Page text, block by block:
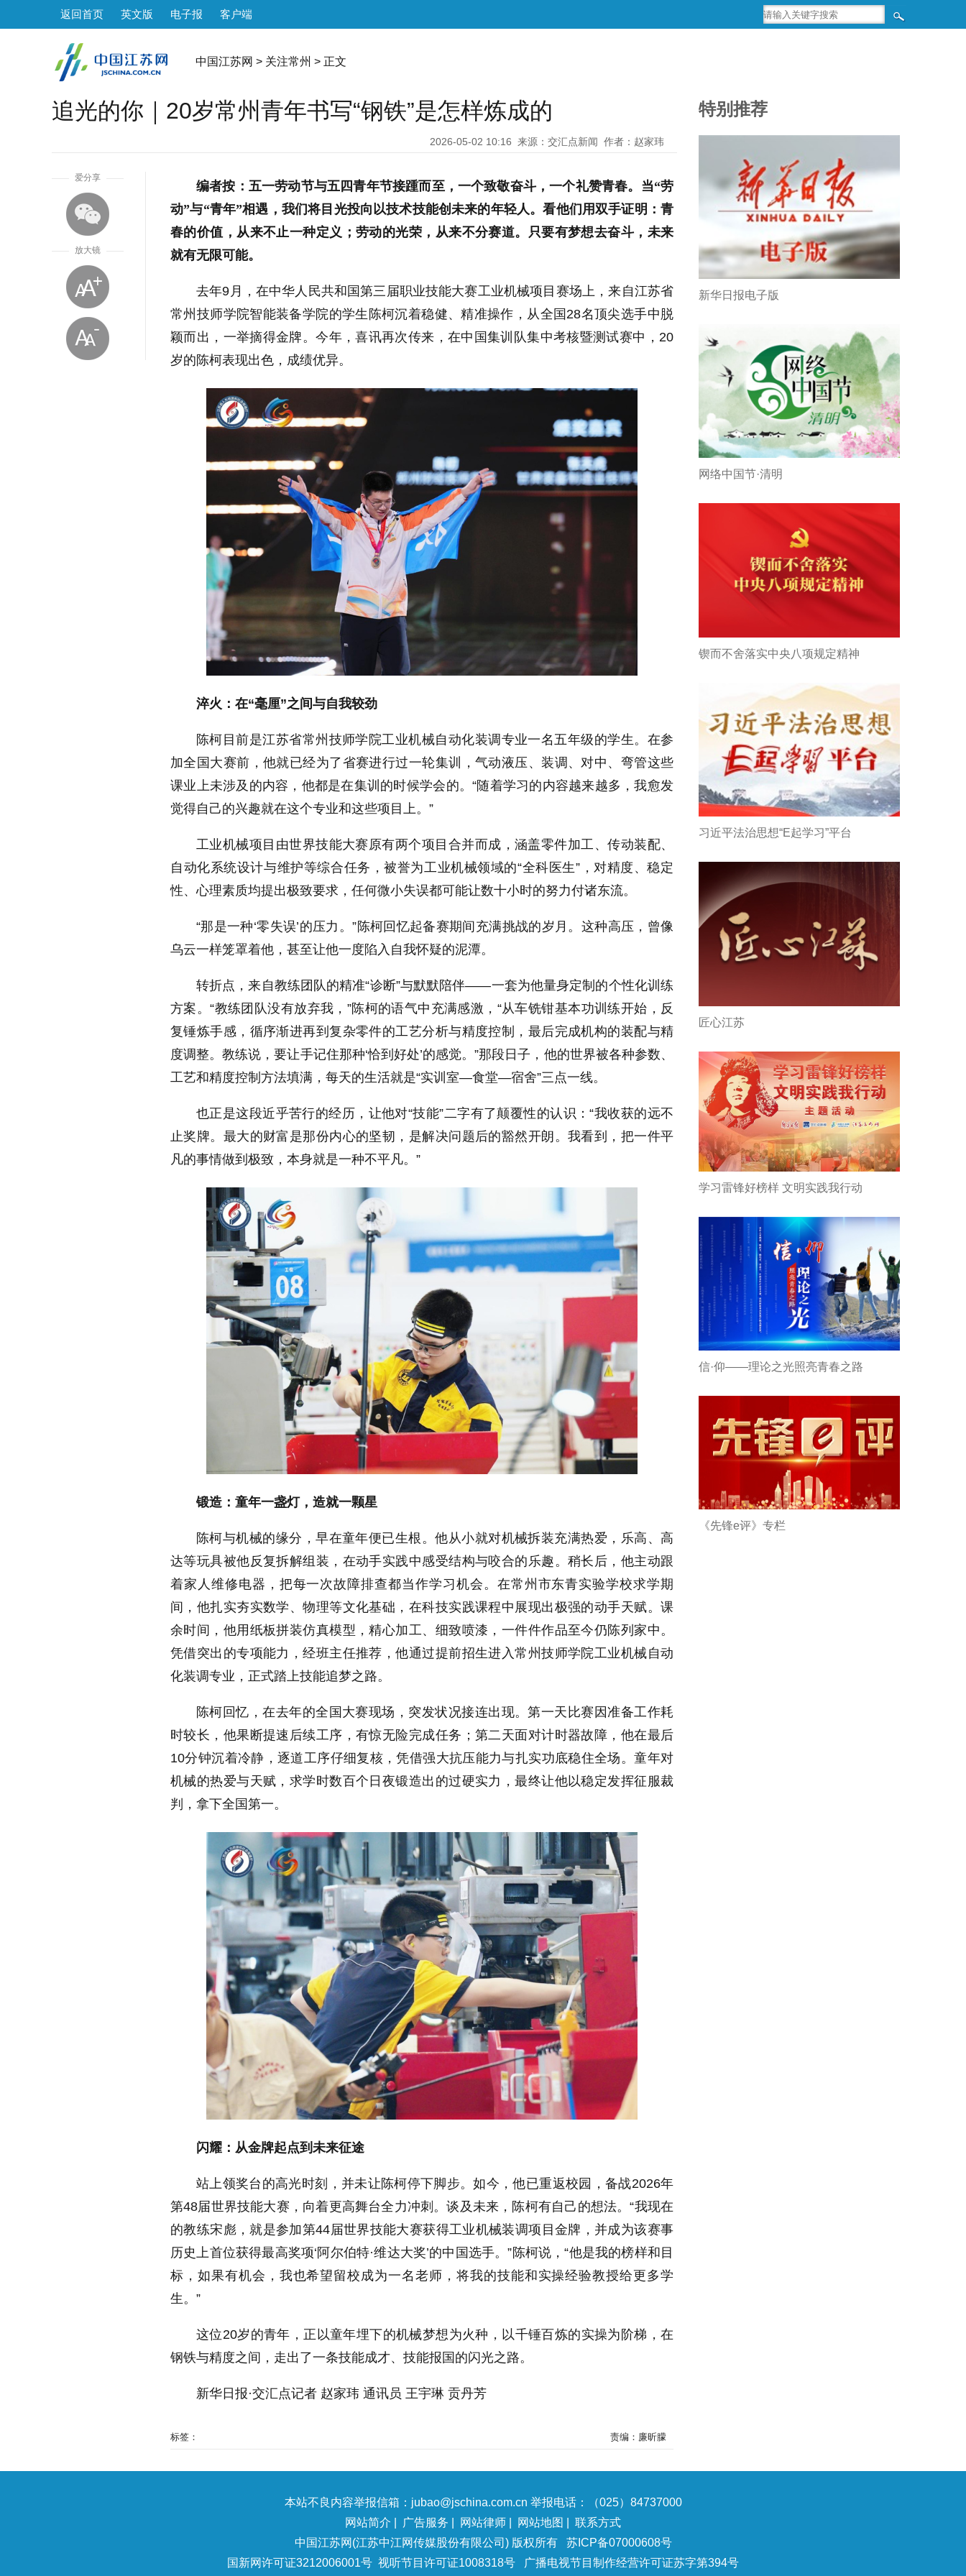
返回首页 英文版 电子报 客户端
中国江苏网 > 关注常州 > 正文
追光的你｜20岁常州青年书写“钢铁”是怎样炼成的
2026-05-02 10:16 来源：交汇点新闻 作者：赵家玮
爱分享
放大镜
编者按：五一劳动节与五四青年节接踵而至，一个致敬奋斗，一个礼赞青春。当“劳
动”与“青年”相遇，我们将目光投向以技术技能创未来的年轻人。看他们用双手证明：青
春的价值，从来不止一种定义；劳动的光荣，从来不分赛道。只要有梦想去奋斗，未来
就有无限可能。
去年9月，在中华人民共和国第三届职业技能大赛工业机械项目赛场上，来自江苏省
常州技师学院智能装备学院的学生陈柯沉着稳健、精准操作，从全国28名顶尖选手中脱
颖而出，一举摘得金牌。今年，喜讯再次传来，在中国集训队集中考核暨测试赛中，20
岁的陈柯表现出色，成绩优异。
淬火：在“毫厘”之间与自我较劲
陈柯目前是江苏省常州技师学院工业机械自动化装调专业一名五年级的学生。在参
加全国大赛前，他就已经为了省赛进行过一轮集训，气动液压、装调、对中、弯管这些
课业上未涉及的内容，他都是在集训的时候学会的。“随着学习的内容越来越多，我愈发
觉得自己的兴趣就在这个专业和这些项目上。”
工业机械项目由世界技能大赛原有两个项目合并而成，涵盖零件加工、传动装配、
自动化系统设计与维护等综合任务，被誉为工业机械领域的“全科医生”，对精度、稳定
性、心理素质均提出极致要求，任何微小失误都可能让数十小时的努力付诸东流。
“那是一种‘零失误’的压力。”陈柯回忆起备赛期间充满挑战的岁月。这种高压，曾像
乌云一样笼罩着他，甚至让他一度陷入自我怀疑的泥潭。
转折点，来自教练团队的精准“诊断”与默默陪伴——一套为他量身定制的个性化训练
方案。“教练团队没有放弃我，”陈柯的语气中充满感激，“从车铣钳基本功训练开始，反
复锤炼手感，循序渐进再到复杂零件的工艺分析与精度控制，最后完成机构的装配与精
度调整。教练说，要让手记住那种‘恰到好处’的感觉。”那段日子，他的世界被各种参数、
工艺和精度控制方法填满，每天的生活就是“实训室—食堂—宿舍”三点一线。
也正是这段近乎苦行的经历，让他对“技能”二字有了颠覆性的认识：“我收获的远不
止奖牌。最大的财富是那份内心的坚韧，是解决问题后的豁然开朗。我看到，把一件平
凡的事情做到极致，本身就是一种不平凡。”
锻造：童年一盏灯，造就一颗星
陈柯与机械的缘分，早在童年便已生根。他从小就对机械拆装充满热爱，乐高、高
达等玩具被他反复拆解组装，在动手实践中感受结构与咬合的乐趣。稍长后，他主动跟
着家人维修电器，把每一次故障排查都当作学习机会。在常州市东青实验学校求学期
间，他扎实夯实数学、物理等文化基础，在科技实践课程中展现出极强的动手天赋。课
余时间，他用纸板拼装仿真模型，精心加工、细致喷漆，一件件作品至今仍陈列家中。
凭借突出的专项能力，经班主任推荐，他通过提前招生进入常州技师学院工业机械自动
化装调专业，正式踏上技能追梦之路。
陈柯回忆，在去年的全国大赛现场，突发状况接连出现。第一天比赛因准备工作耗
时较长，他果断提速后续工序，有惊无险完成任务；第二天面对计时器故障，他在最后
10分钟沉着冷静，逐道工序仔细复核，凭借强大抗压能力与扎实功底稳住全场。童年对
机械的热爱与天赋，求学时数百个日夜锻造出的过硬实力，最终让他以稳定发挥征服裁
判，拿下全国第一。
闪耀：从金牌起点到未来征途
站上领奖台的高光时刻，并未让陈柯停下脚步。如今，他已重返校园，备战2026年
第48届世界技能大赛，向着更高舞台全力冲刺。谈及未来，陈柯有自己的想法。“我现在
的教练宋彪，就是参加第44届世界技能大赛获得工业机械装调项目金牌，并成为该赛事
历史上首位获得最高奖项‘阿尔伯特·维达大奖’的中国选手。”陈柯说，“他是我的榜样和目
标，如果有机会，我也希望留校成为一名老师，将我的技能和实操经验教授给更多学
生。”
这位20岁的青年，正以童年埋下的机械梦想为火种，以千锤百炼的实操为阶梯，在
钢铁与精度之间，走出了一条技能成才、技能报国的闪光之路。
新华日报·交汇点记者 赵家玮 通讯员 王宇琳 贡丹芳
标签： 责编：廉昕朦
特别推荐
新华日报电子版
网络中国节·清明
锲而不舍落实中央八项规定精神
习近平法治思想“E起学习”平台
匠心江苏
学习雷锋好榜样 文明实践我行动
信·仰——理论之光照亮青春之路
《先锋e评》专栏
本站不良内容举报信箱：jubao@jschina.com.cn 举报电话：（025）84737000
网站简介
广告服务 网站律师 网站地图
联系方式
中国江苏网(江苏中江网传媒股份有限公司) 版权所有 苏ICP备07000608号
国新网许可证3212006001号 视听节目许可证1008318号 广播电视节目制作经营许可证苏字第394号